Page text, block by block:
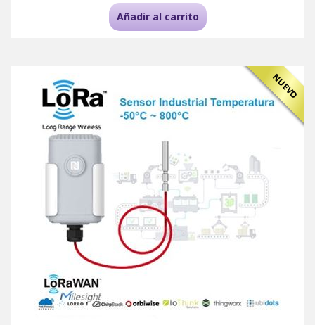
Añadir al carrito
NUEVO